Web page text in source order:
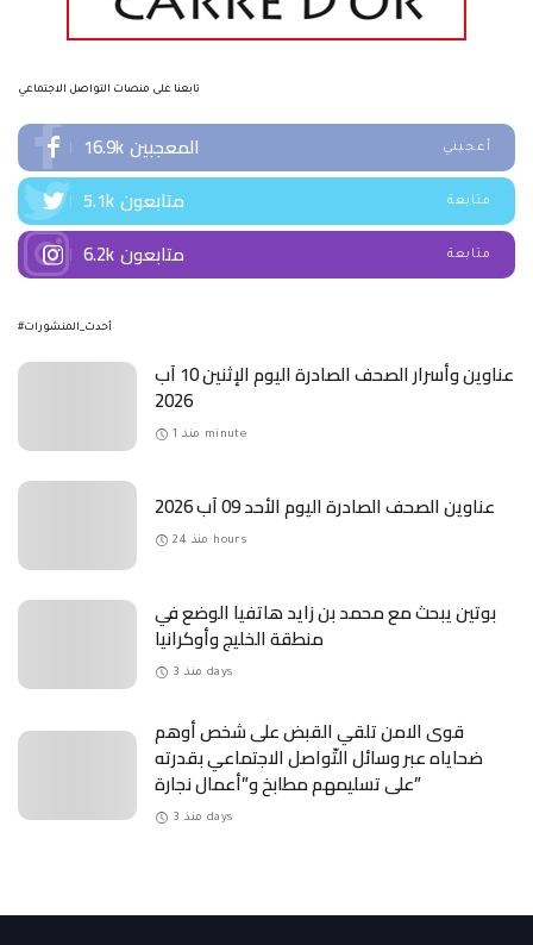
تابعنا على منصات التواصل الاجتماعي
16.9kالمعجبين أعجبني
5.1kمتابعون متابعة
6.2kمتابعون متابعة
#أحدث_المنشورات
عناوين وأسرار الصحف الصادرة اليوم الإثنين 10 آب
2026
منذ 1 minute
عناوين الصحف الصادرة اليوم الأحد 09 آب 2026
منذ 24 hours
بوتين يبحث مع محمد بن زايد هاتفيا الوضع في
منطقة الخليج وأوكرانيا
منذ 3 days
قوى الامن تلقي القبض على شخص أوهم
ضحاياه عبر وسائل التّواصل الاجتماعي بقدرته
على تسليمهم مطابخ و”أعمال نجارة”
منذ 3 days